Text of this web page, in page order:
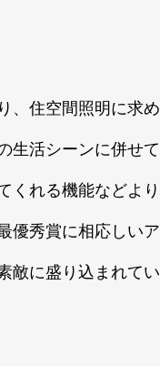
、住空間照明に求
生活シーンに併せ
くれる機能などよ
優秀賞に相応しい
敵に盛り込まれてい